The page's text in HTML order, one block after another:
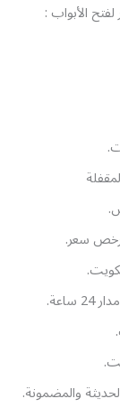
الأبواب :
سعر.
والمضمونة.